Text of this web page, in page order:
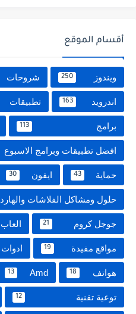
أقسام الموقع
ويندوز 250 شروحات
اندرويد 163 تطبيقات
برامج 113
افضل تطبيقات وبرامج الاسبوع
حماية 43 ايفون 30
حلول ومشاكل الفلاشات والهارد USB
جوجل كروم 21 العاب
مواقع مفيدة 19 ادوات
هواتف 18
Amd
13
توعية تقنية 12